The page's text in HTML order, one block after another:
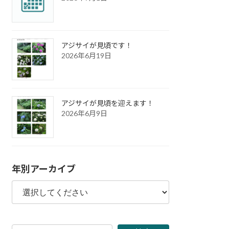
アジサイが見頃です！
2026年6月19日
アジサイが見頃を迎えます！
2026年6月9日
年別アーカイブ